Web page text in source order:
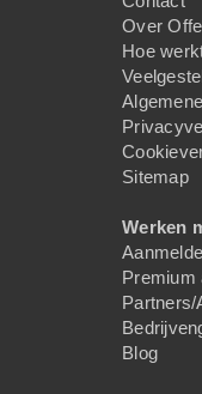
Over
Hoe
Sitemap
Werken
Premium
Partners/
Blog